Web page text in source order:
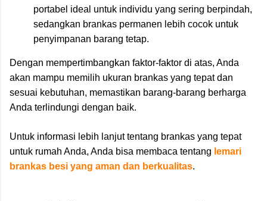
portabel ideal untuk individu yang sering berpindah,
sedangkan brankas permanen lebih cocok untuk
penyimpanan barang tetap.
Dengan mempertimbangkan faktor-faktor di atas, Anda
akan mampu memilih ukuran brankas yang tepat dan
sesuai kebutuhan, memastikan barang-barang berharga
Anda terlindungi dengan baik.
Untuk informasi lebih lanjut tentang brankas yang tepat
untuk rumah Anda, Anda bisa membaca tentang lemari
brankas besi yang aman dan berkualitas.